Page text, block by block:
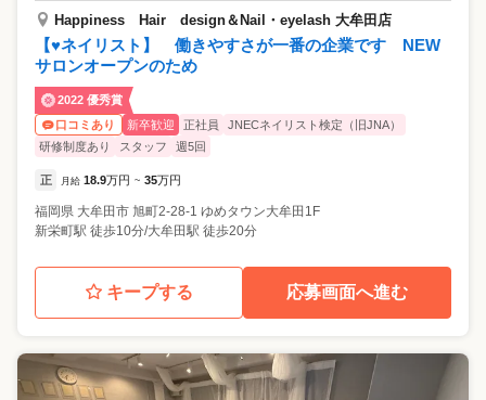
い」という方もいらっしゃいます。 そういったお悩みを持つお客様に、
「あなたに施術してもらった後、出先で手元を褒められたの」と嬉しそ
うに報告していただいた時は、本当に嬉しかったですね。百貨店内に展
開していることもあって、穏やかで優しいお客様が多いです。 産育休や
キャリアチェンジなどの制度も豊富なため、今後結婚や子育てなどを経
て、ライフステージが変わってもこの仕事を続けたいです！
Happiness Hair design＆Nail・eyelash 大牟田店
【♥ネイリスト】 働きやすさが一番の企業です NEW
サロンオープンのため
2022 優秀賞
口コミあり
新卒歓迎 正社員
JNECネイリスト検定（旧JNA）
研修制度あり
スタッフ 週5回
正 月給 18.9万円 ~ 35万円
福岡県 大牟田市 旭町2-28-1 ゆめタウン大牟田1F
新栄町駅 徒歩10分/大牟田駅 徒歩20分
キープする 応募画面へ進む